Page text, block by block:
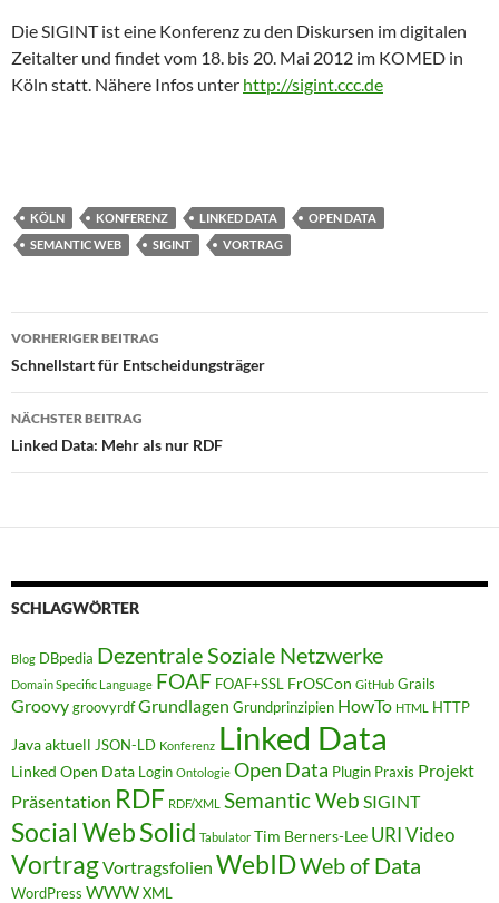
Die SIGINT ist eine Konferenz zu den Diskursen im digitalen
Zeitalter und findet vom 18. bis 20. Mai 2012 im KOMED in
Köln statt. Nähere Infos unter http://sigint.ccc.de
KÖLN KONFERENZ LINKED DATA
OPEN DATA
SEMANTIC WEB
SIGINT VORTRAG
Beitragsnavigation
VORHERIGER BEITRAG
Schnellstart für Entscheidungsträger
NÄCHSTER BEITRAG
Linked Data: Mehr als nur RDF
SCHLAGWÖRTER
Blog DBpedia Dezentrale Soziale Netzwerke
Domain Specific Language FOAF FOAF+SSL FrOSCon GitHub Grails
GroovygroovyrdfGrundlagen Grundprinzipien HowTo HTML HTTP
Java aktuell JSON-LD Konferenz Linked Data
Linked Open Data Login Ontologie Open Data Plugin Praxis Projekt
Präsentation RDF RDF/XML Semantic Web SIGINT
Social WebSolid Tabulator Tim Berners-Lee URIVideo
VortragVortragsfolien WebIDWeb of Data
WordPress WWWXML